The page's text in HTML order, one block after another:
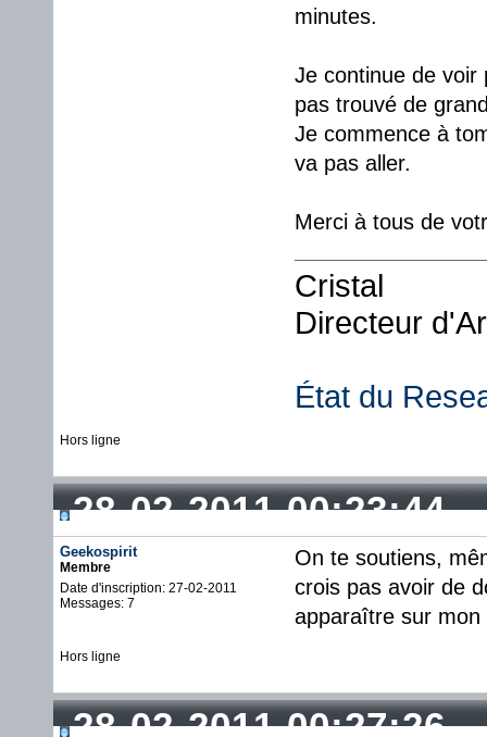
minutes.
Je continue de voir
pas trouvé de
Je commence à
va pas aller.
Merci à tous de
Cristal
Directeur
État du
Hors ligne
28-02-2011 00:23:44
Geekospirit
Membre
Date d'inscription: 27-02-2011
Messages: 7
On te soutiens,
crois pas avoir de
apparaître sur mon
Hors ligne
28-02-2011 00:27:26